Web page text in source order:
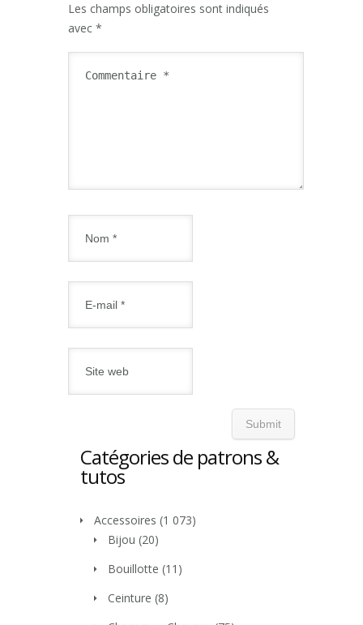
Les champs obligatoires sont indiqués
avec *
Catégories de patrons &
tutos
Accessoires (1 073)
Bijou (20)
Bouillotte (11)
Ceinture (8)